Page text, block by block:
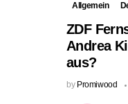
Allgemein
ZDF
Andrea
aus?
by Promiwood